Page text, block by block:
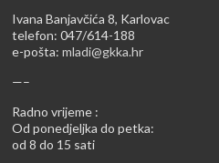
Ivana Banjavčića 8, Karlovac
telefon: 047/614-188
e-pošta:mladi@gkka.hr
—–
Radno vrijeme :
Od ponedjeljka do petka:
od 8 do 15 sati